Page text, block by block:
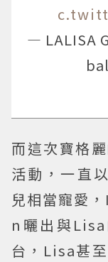
— LALISA
而這次寶格
活動，一直
兒相當寵愛
n曬出與
台，Lisa甚